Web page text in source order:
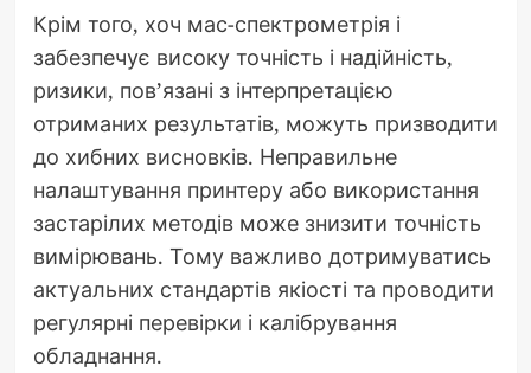
Крім того, хоч мас-спектрометрія і
забезпечує високу точність і надійність,
ризики, пов’язані з інтерпретацією
отриманих результатів, можуть призводити
до хибних висновків. Неправильне
налаштування принтеру або використання
застарілих методів може знизити точність
вимірювань. Тому важливо дотримуватись
актуальних стандартів якіості та проводити
регулярні перевірки і калібрування
обладнання.